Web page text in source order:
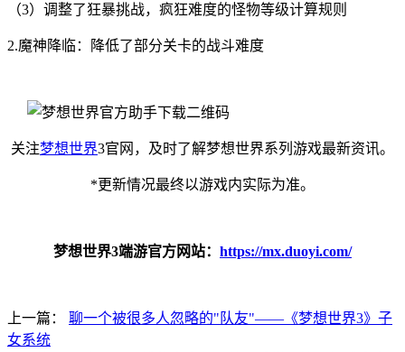
（3）调整了狂暴挑战，疯狂难度的怪物等级计算规则
2.魔神降临：降低了部分关卡的战斗难度
关注梦想世界3官网，及时了解梦想世界系列游戏最新资讯。
*更新情况最终以游戏内实际为准。
梦想世界3端游官方网站： https://mx.duoyi.com/
上一篇：
聊一个被很多人忽略的"队友"——《梦想世界3》子
女系统